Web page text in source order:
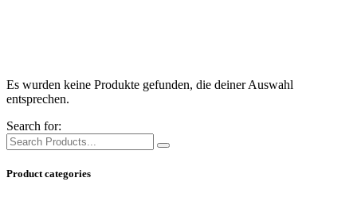
Es wurden keine Produkte gefunden, die deiner Auswahl
entsprechen.
Search for:
Product categories